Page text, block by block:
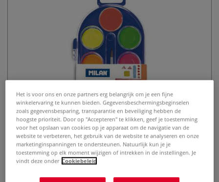
Het is voor ons en onze partners erg belangrijk om je een fijne
winkelervaring te kunnen bieden. Gegevensbeschermingsbeginselen
zoals gegevensbesparing, transparantie en beveiliging hebben de
hoogste prioriteit. Door op "Accepteren" te klikken, geef je toestemming
voor het opslaan van cookies op je apparaat om de navigatie van de
website te verbeteren, het gebruik van de website te analyseren en onze
marketinginspanningen te ondersteunen. Natuurlijk kun je je
toestemming op elk moment wijzigen of intrekken in de instellingen. Je
vindt deze onder Cookiebeleid